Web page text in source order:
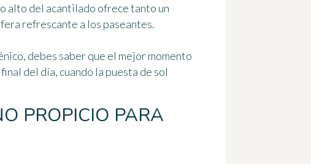
alto del acantilado ofrece tanto un
refrescante a los paseantes.
debes saber que el mejor momento
del día, cuando la puesta de sol
PROPICIO PARA